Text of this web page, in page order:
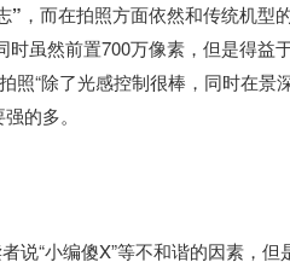
” ，而在拍照方面依然和传统机型
时虽然前置700万像素，但是得益
照“除了光感控制很棒，同时在景
的多。
说“小编傻X”等不和谐的因素，但